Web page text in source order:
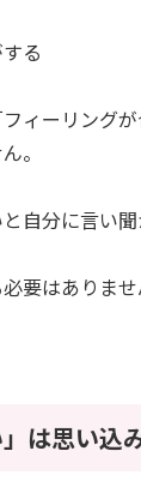
る
ィーリング
。
自分に言い
要はありませ
」は思い込